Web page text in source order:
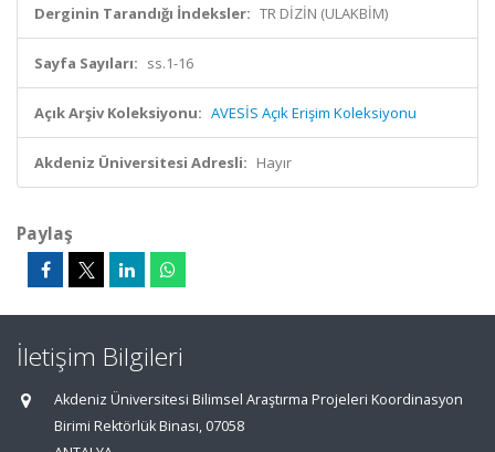
Derginin Tarandığı İndeksler: TR DİZİN (ULAKBİM)
Sayfa Sayıları: ss.1-16
Açık Arşiv Koleksiyonu: AVESİS Açık Erişim Koleksiyonu
Akdeniz Üniversitesi Adresli: Hayır
Paylaş
İletişim Bilgileri
Akdeniz Üniversitesi Bilimsel Araştırma Projeleri Koordinasyon
Birimi Rektörlük Binası, 07058